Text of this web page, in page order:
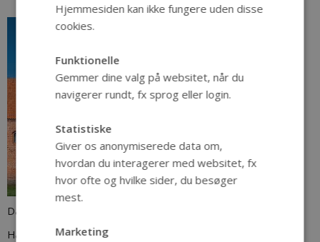
Danmarks byer i middelalderen
Hans Krongaard og Bjørn Poulsen
Hjemmesiden kan ikke fungere uden disse
cookies.
Funktionelle
Gemmer dine valg på websitet, når du
navigerer rundt, fx sprog eller login.
Statistiske
Giver os anonymiserede data om,
hvordan du interagerer med websitet, fx
hvor ofte og hvilke sider, du besøger
mest.
Marketing